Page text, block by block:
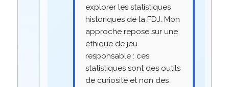
explorer les statistiques
historiques de la FDJ. Mon
approche repose sur une
éthique de jeu
responsable : ces
statistiques sont des outils
de curiosité et non des